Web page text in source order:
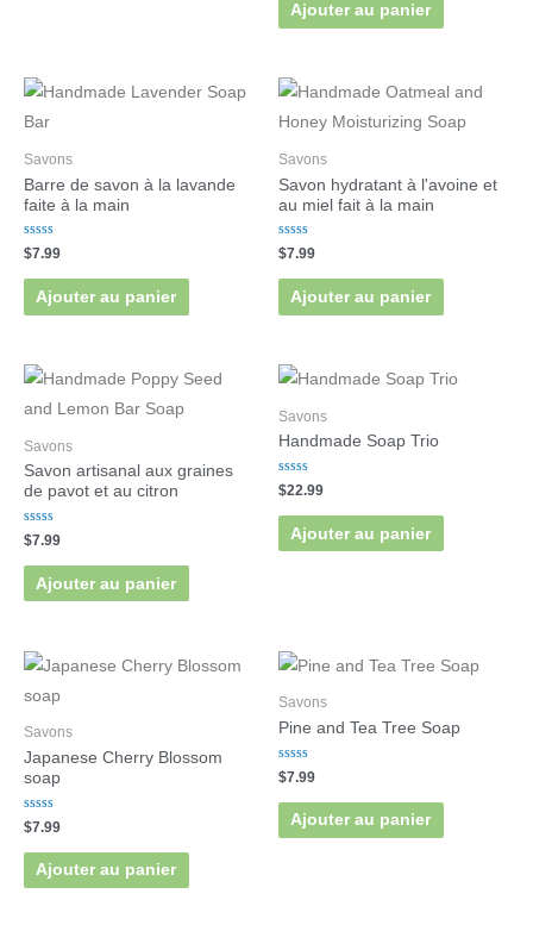
Ajouter au panier
Savons
Barre de savon à la lavande
faite à la main
Note
0
sur
$7.99
Ajouter au panier
Savons
Savon hydratant à l'avoine et
au miel fait à la main
Note
0
sur
$7.99
Ajouter au panier
Savons
Savon artisanal aux graines
de pavot et au citron
Note
0
sur
$7.99
Ajouter au panier
Savons
Handmade Soap Trio
Note
0
sur
$22.99
Ajouter au panier
Savons
Japanese Cherry Blossom
soap
Note
0
sur
$7.99
Ajouter au panier
Savons
Pine and Tea Tree Soap
Note
0
sur
$7.99
Ajouter au panier